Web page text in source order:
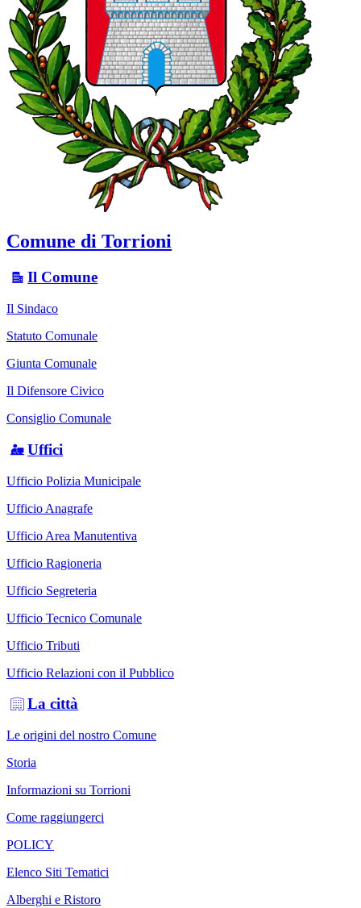
Comune di Torrioni
Il Comune
Il Sindaco
Statuto Comunale
Giunta Comunale
Il Difensore Civico
Consiglio Comunale
Uffici
Ufficio Polizia Municipale
Ufficio Anagrafe
Ufficio Area Manutentiva
Ufficio Ragioneria
Ufficio Segreteria
Ufficio Tecnico Comunale
Ufficio Tributi
Ufficio Relazioni con il Pubblico
La città
Le origini del nostro Comune
Storia
Informazioni su Torrioni
Come raggiungerci
POLICY
Elenco Siti Tematici
Alberghi e Ristoro